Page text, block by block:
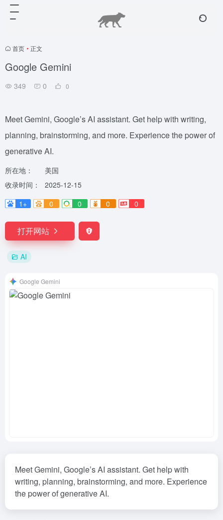
首页 • 正文
‎Google Gemini
349 0 0
Meet Gemini, Google’s AI assistant. Get help with writing,
planning, brainstorming, and more. Experience the power of
generative AI.
所在地：
美国
收录时间：
2025-12-15
1+
0 0 0 0
打开网站
AI
‎Google Gemini
Meet Gemini, Google’s AI assistant. Get help with
writing, planning, brainstorming, and more. Experience
the power of generative AI.